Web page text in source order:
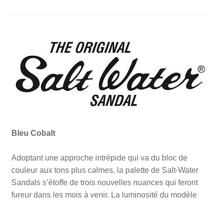
Bleu Cobalt
Adoptant une approche intrépide qui va du bloc de
couleur aux tons plus calmes, la palette de Salt-Water
Sandals s’étoffe de trois nouvelles nuances qui feront
fureur dans les mois à venir. La luminosité du modèle